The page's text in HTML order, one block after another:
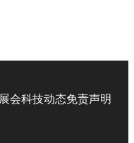
会科技动态免责声明